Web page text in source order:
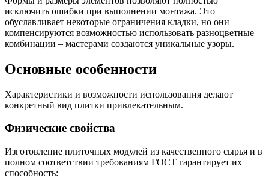
исключить ошибки при выполнении монтажа. Это
обуславливает некоторые ограничения кладки, но они
компенсируются возможностью использовать разноцветные
комбинации – мастерами создаются уникальные узоры.
Основные особенности
Характеристики и возможности использования делают
конкретный вид плитки привлекательным.
Физические свойства
Изготовление плиточных модулей из качественного сырья и в
полном соответствии требованиям ГОСТ гарантирует их
способность: